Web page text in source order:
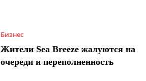
Бизнес
Жители Sea Breeze жалуются на
очереди и переполненность